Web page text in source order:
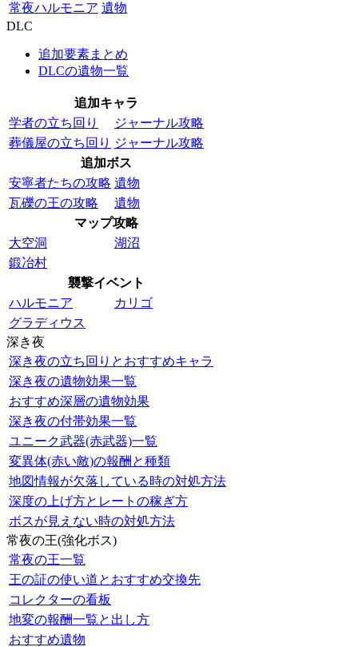
常夜ハルモニア 遺物
DLC
追加要素まとめ
DLCの遺物一覧
追加キャラ
学者の立ち回り
ジャーナル攻略
葬儀屋の立ち回り ジャーナル攻略
追加ボス
安寧者たちの攻略 遺物
瓦礫の王の攻略
遺物
マップ攻略
大空洞
湖沼
鍛冶村
襲撃イベント
ハルモニア
カリゴ
グラディウス
深き夜
深き夜の立ち回りとおすすめキャラ
深き夜の遺物効果一覧
おすすめ深層の遺物効果
深き夜の付帯効果一覧
ユニーク武器(赤武器)一覧
変異体(赤い敵)の報酬と種類
地図情報が欠落している時の対処方法
深度の上げ方とレートの稼ぎ方
ボスが見えない時の対処方法
常夜の王(強化ボス)
常夜の王一覧
王の証の使い道とおすすめ交換先
コレクターの看板
地変の報酬一覧と出し方
おすすめ遺物